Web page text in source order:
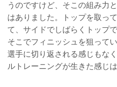
うのですけど、そこの組み力
はありました。トップを取っ
て、サイドでしばらくトップ
そこでフィニッシュを狙って
選手に切り返される感じもな
ルトレーニングが生きた感じ